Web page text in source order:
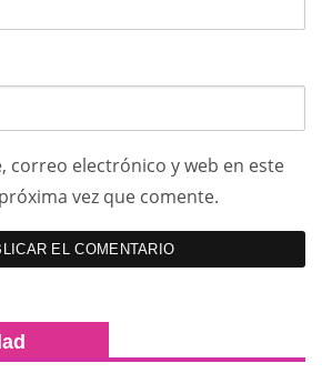
correo electrónico y web en este
vez que comente.